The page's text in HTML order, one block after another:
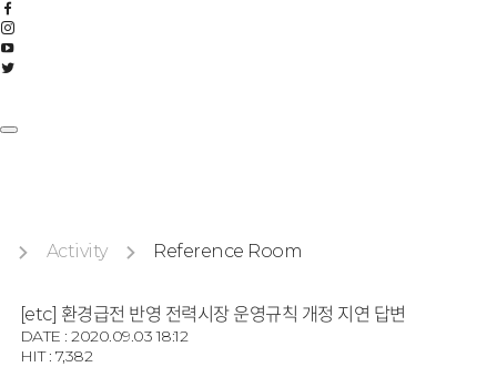
Activity Reference Room
[etc] 환경급전 반영 전력시장 운영규칙 개정 지연 답변
DATE : 2020.09.03 18:12
HIT : 7,382